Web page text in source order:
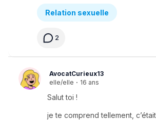
Relation sexuelle
2
AvocatCurieux13
elle/elle · 16 ans
Salut toi !
je te comprend tellement,